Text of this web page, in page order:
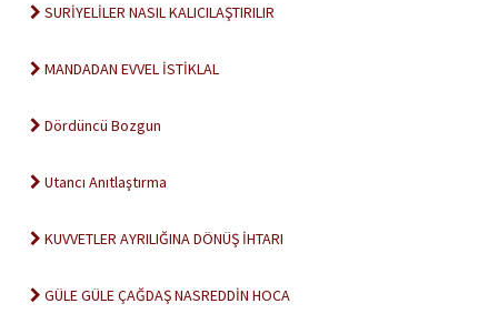
SURİYELİLER NASIL KALICILAŞTIRILIR
MANDADAN EVVEL İSTİKLAL
Dördüncü Bozgun
Utancı Anıtlaştırma
KUVVETLER AYRILIĞINA DÖNÜŞ İHTARI
GÜLE GÜLE ÇAĞDAŞ NASREDDİN HOCA